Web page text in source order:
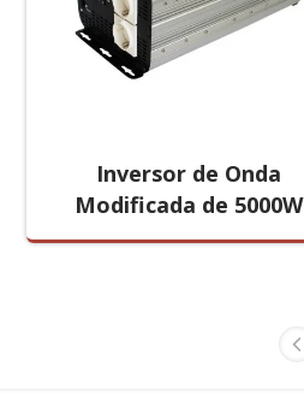
Inversor de Onda
Modificada de 5000W